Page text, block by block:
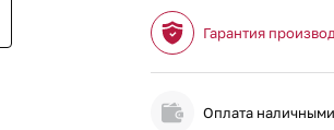
Гарантия
Оплата наличными